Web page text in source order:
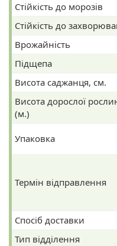
Стійкість до морозів
Стійкість до
Врожайність
Підщепа
Висота саджанця, см.
Висота дорослої
(м.)
Упаковка
Термін відправлення
Спосіб доставки
Тип відділення